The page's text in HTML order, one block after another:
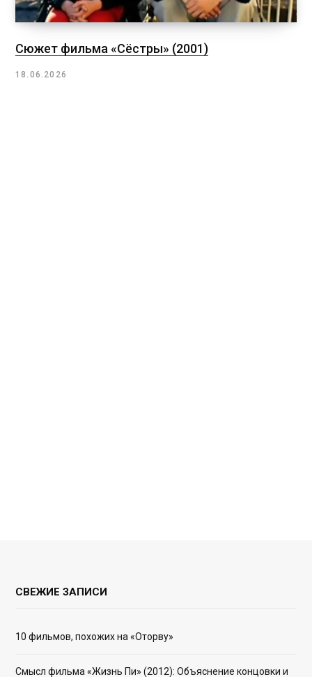
Сюжет фильма «Сёстры» (2001)
18.06.2026
СВЕЖИЕ ЗАПИСИ
10 фильмов, похожих на «Оторву»
Смысл фильма «Жизнь Пи» (2012): Объяснение концовки и